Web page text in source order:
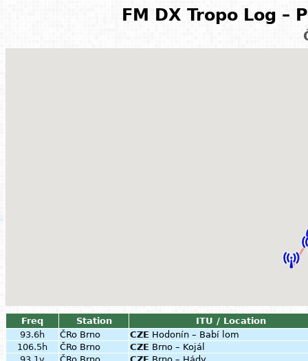
FM DX Tropo Log –
Freq Station
ITU / Location
93.6h
ČRo Brno CZE Hodonín – Babí lom
106.5h
ČRo Brno CZE Brno – Kojál